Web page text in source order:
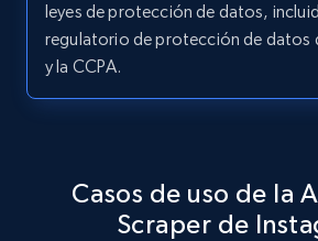
8.1K+ 716+
URL, Title, Youtuber, Youtuber
Video length, Likes, Views, and
leyes de protección de datos,
regulatorio de protección de datos
y la CCPA.
Casos de uso de la
Scraper de